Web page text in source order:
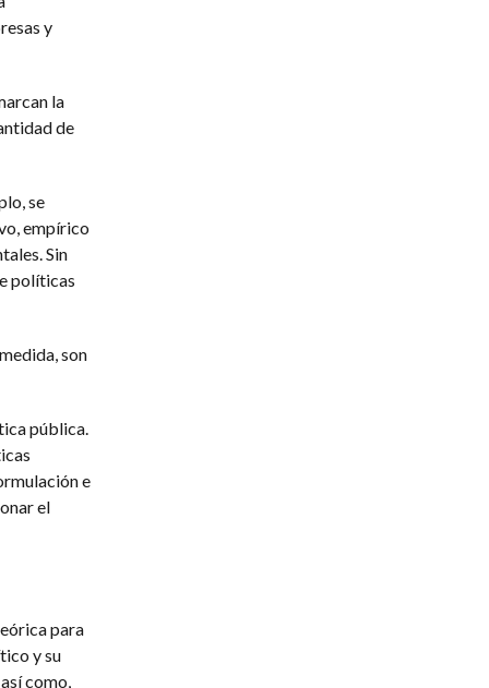
y
la
de
se
empírico
Sin
políticas
son
pública.
e
el
para
y su
como,